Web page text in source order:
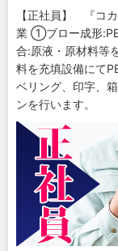
【正社員】 『コ
業 ①ブロー成形
合:原液・原材料等
料を充填設備にて
ベリング、印字、
ンを行います。